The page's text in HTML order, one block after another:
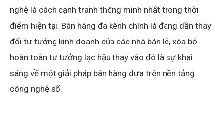
nghệ là cách cạnh tranh thông minh nhất trong thời
điểm hiện tại. Bán hàng đa kênh chính là đang dần thay
đổi tư tưởng kinh doanh của các nhà bán lẻ, xóa bỏ
hoàn toàn tư tưởng lạc hậu thay vào đó là sự khai
sáng về một giải pháp bán hàng dựa trên nền tảng
công nghệ số.